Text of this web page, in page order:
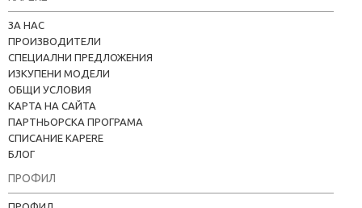
ЗА НАС
ПРОИЗВОДИТЕЛИ
СПЕЦИАЛНИ ПРЕДЛОЖЕНИЯ
ИЗКУПЕНИ МОДЕЛИ
ОБЩИ УСЛОВИЯ
КАРТА НА САЙТА
ПАРТНЬОРСКА ПРОГРАМА
СПИСАНИЕ KAPERE
БЛОГ
ПРОФИЛ